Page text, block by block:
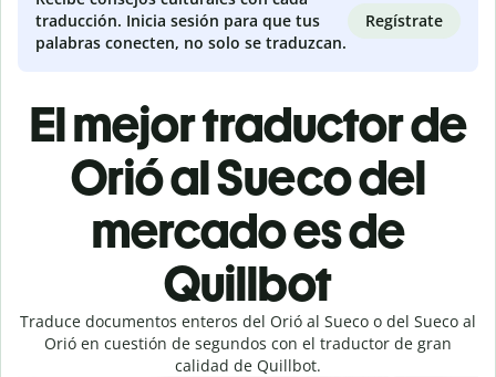
traducción. Inicia sesión para que tus
palabras conecten, no solo se traduzcan.
Regístrate
El mejor traductor de
Orió al Sueco del
mercado es de
Quillbot
Traduce documentos enteros del Orió al Sueco o del Sueco al
Orió en cuestión de segundos con el traductor de gran
calidad de Quillbot.